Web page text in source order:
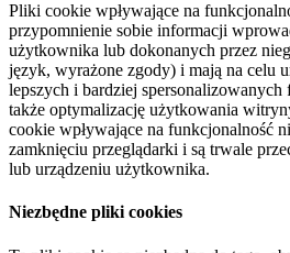
Pliki cookie wpływające na
przypomnienie sobie informacji
użytkownika lub dokonanych przez
język, wyrażone zgody) i mają na celu
lepszych i bardziej
także optymalizację użytkowania
cookie wpływające na funkcjonalność
zamknięciu przeglądarki i są trwale
lub urządzeniu użytkownika.
Niezbędne pliki cookies